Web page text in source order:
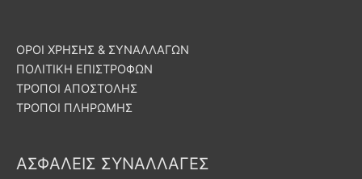
ΟΡΟΙ ΧΡΗΣΗΣ & ΣΥΝΑΛΛΑΓΩΝ
ΠΟΛΙΤΙΚΗ ΕΠΙΣΤΡΟΦΩΝ
ΤΡΟΠΟΙ ΑΠΟΣΤΟΛΗΣ
ΤΡΟΠΟΙ ΠΛΗΡΩΜΗΣ
ΑΣΦΑΛΕΙΣ ΣΥΝΑΛΛΑΓΕΣ